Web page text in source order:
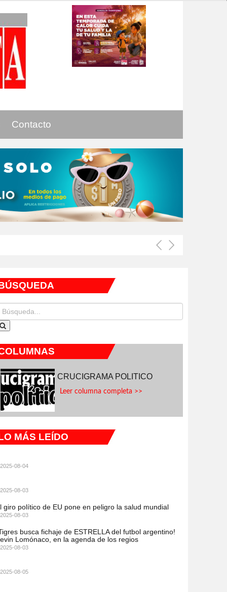
Contacto
CRUCIGRAMA POLITICO
Leer columna completa >>
MÁS LEÍDO
2025-08-04
2025-08-03
giro político de EU pone en peligro la salud mundial
2025-08-03
busca fichaje de ESTRELLA del futbol argentino!
Lomónaco, en la agenda de los regios
2025-08-03
2025-08-05